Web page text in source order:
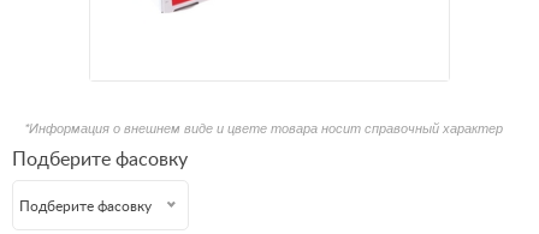
*Информация о внешнем виде и цвете товара носит справочный характер
Подберите фасовку
Подберите фасовку